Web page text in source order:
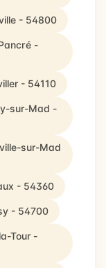
- 54800
-
- 54110
sur-Mad -
sur-Mad
- 54360
- 54700
Tour -